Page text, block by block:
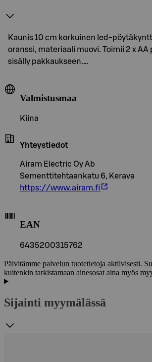
Kaunis 10 cm korkuinen led-
oranssi, materiaali muovi. Toimii 2 x
sisälly pakkaukseen.…
Valmistusmaa
Kiina
Yhteystiedot
Airam Electric Oy Ab
Sementtitehtaankatu 6, Kerava
https://www.airam.fi
EAN
6435200315762
Päivitämme palvelun tuotetietoja aktiivisesti.
kuitenkin tarkistamaan ainesosat aina myös
Sijainti myymälässä